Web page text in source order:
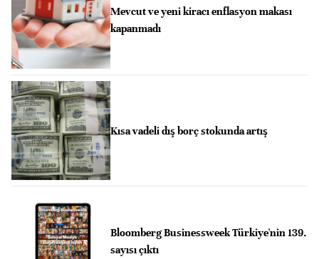
Mevcut ve yeni kiracı enflasyon makası
kapanmadı
Kısa vadeli dış borç stokunda artış
Bloomberg Businessweek Türkiye'nin 139.
sayısı çıktı